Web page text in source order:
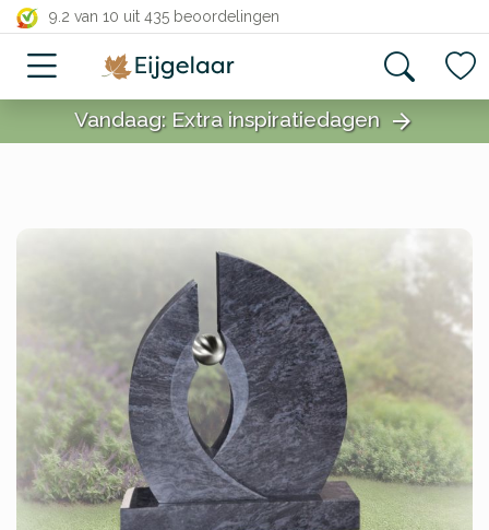
9.2 van 10 uit 435 beoordelingen
close
Vandaag: Extra inspiratiedagen arrow_forward